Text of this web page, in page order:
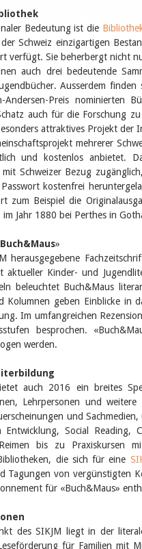
Bedeutung ist die
Schweiz einzigartigen
verfügt. Sie beherbergt nicht
auch drei bedeutende
Ausserdem
Andersen-Preis
auch für die Forschung
attraktives Projekt der
mehrerer
und kostenlos anbietet.
mit Schweizer Bezug
kostenfrei
zum Beispiel die
im Jahr 1880 bei Perthes in
Buch&Maus»
herausgegebene
aktueller Kinder- und
beleuchtet Buch&Maus
Kolumnen geben Einblicke in
Im umfangreichen
besprochen.
werden.
auch 2016 ein breites
Lehrpersonen und
und
Entwicklung, Social Reading,
bis zu Praxiskursen
die sich für eine
Tagungen von vergünstigten
für «Buch&Maus»
des SIKJM liegt in der
für Familien mit